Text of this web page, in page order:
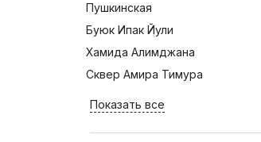
Пушкинская
Буюк Ипак Йули
Хамида Алимджана
Сквер Амира Тимура
Показать все